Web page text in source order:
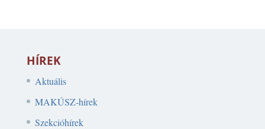
HÍREK
Aktuális
MAKÚSZ-hírek
Szekcióhírek